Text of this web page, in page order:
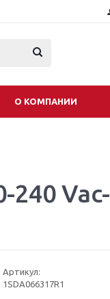
О КОМПАНИИ
240 Vac-
Артикул:
1SDA066317R1